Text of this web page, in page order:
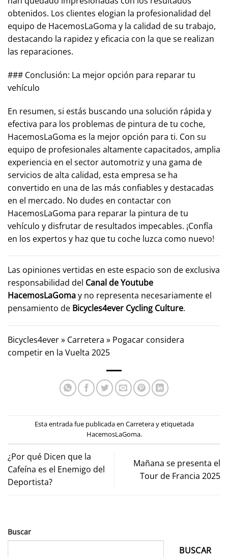
obtenidos. Los clientes elogian la profesionalidad del
equipo de HacemosLaGoma y la calidad de su trabajo,
destacando la rapidez y eficacia con la que se realizan
las reparaciones.
### Conclusión: La mejor opción para reparar tu
vehículo
En resumen, si estás buscando una solución rápida y
efectiva para los problemas de pintura de tu coche,
HacemosLaGoma es la mejor opción para ti. Con su
equipo de profesionales altamente capacitados, amplia
experiencia en el sector automotriz y una gama de
servicios de alta calidad, esta empresa se ha
convertido en una de las más confiables y destacadas
en el mercado. No dudes en contactar con
HacemosLaGoma para reparar la pintura de tu
vehículo y disfrutar de resultados impecables. ¡Confía
en los expertos y haz que tu coche luzca como nuevo!
Las opiniones vertidas en este espacio son de exclusiva
responsabilidad del Canal de Youtube
HacemosLaGomay no representa necesariamente el
pensamiento de Bicycles4ever Cycling Culture.
Bicycles4ever» Carretera » Pogacar considera
competir en la Vuelta 2025
Esta entrada fue publicada en Carreteray etiquetada
HacemosLaGoma.
¿Por qué Dicen que la
Cafeína es el Enemigo del
Deportista?
Mañana se presenta el
Tour de Francia 2025
Buscar
BUSCAR